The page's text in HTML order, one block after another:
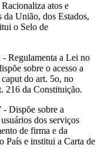
atos e
da União, dos Estados,
o Selo de
- Regulamenta a Lei no
sobre o acesso a
do art. 5o, no
216 da Constituição.
- Dispõe sobre a
dos serviços
de firma e da
País e institui a Carta de